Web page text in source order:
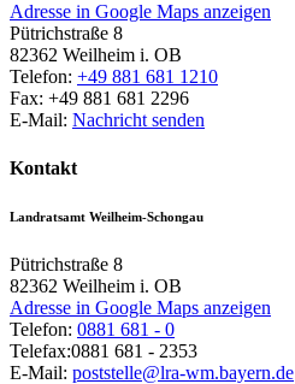
Adresse in Google Maps anzeigen
Pütrichstraße 8
82362 Weilheim i. OB
Telefon: +49 881 681 1210
Fax: +49 881 681 2296
E-Mail: Nachricht senden
Kontakt
Landratsamt Weilheim-Schongau
Pütrichstraße 8
82362 Weilheim i. OB
Adresse in Google Maps anzeigen
Telefon: 0881 681 - 0
Telefax:0881 681 - 2353
E-Mail: poststelle@lra-wm.bayern.de